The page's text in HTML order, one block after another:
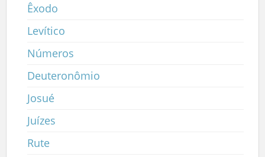
Êxodo
Levítico
Números
Deuteronômio
Josué
Juízes
Rute